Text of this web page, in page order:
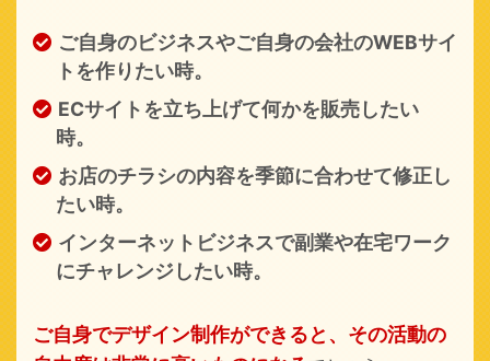
ご自身のビジネスやご自身の会社のWEBサイ
トを作りたい時。
ECサイトを立ち上げて何かを販売したい
時。
お店のチラシの内容を季節に合わせて修正し
たい時。
インターネットビジネスで副業や在宅ワーク
にチャレンジしたい時。
ご自身でデザイン制作ができると、 その活動の